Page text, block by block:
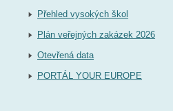
Přehled vysokých škol
Plán veřejných zakázek 2026
Otevřená data
PORTÁL YOUR EUROPE